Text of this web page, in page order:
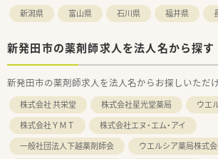
新潟県 富山県 石川県 福井県
新発田市の薬剤師求人を法人名から探す
新発田市の薬剤師求人を法人名からお探しいただけ
株式会社 共栄堂 株式会社星光堂薬局
ウエ
株式会社ＹＭＴ
株式会社エヌ・エム・アイ
一般社団法人下越薬剤師会
ウエルシア薬局株式